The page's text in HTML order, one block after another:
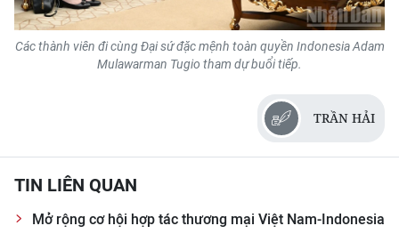
FRANÇAIS
РУССКИЙ
Các thành viên đi cùng Đại sứ đặc mệnh toàn quyền Indonesia Adam
Mulawarman Tugio tham dự buổi tiếp.
TRẦN HẢI
TIN LIÊN QUAN
Mở rộng cơ hội hợp tác thương mại Việt Nam-Indonesia